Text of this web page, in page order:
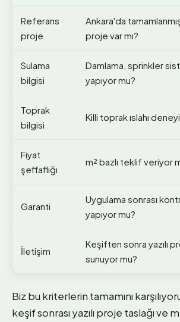
Referans
proje
Ankara'da
proje var mı?
Sulama
bilgisi
Damlama, sprinkler
yapıyor mu?
Toprak
bilgisi
Killi toprak ıslahı
Fiyat
şeffaflığı
m² bazlı teklif veriyor
Garanti
Uygulama sonrası
yapıyor mu?
İletişim
Keşiften sonra yazılı
sunuyor mu?
Biz bu kriterlerin tamamını
keşif sonrası yazılı proje taslağı ve